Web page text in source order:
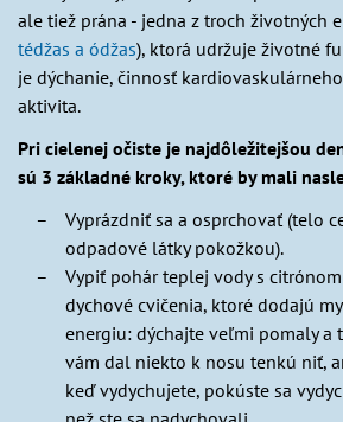
ale tiež prána - jedna z troch životných
tédžas a ódžas), ktorá udržuje životné
je dýchanie, činnosť
aktivita.
Pri cielenej očiste je najdôležitejšou
sú 3 základné kroky, ktoré by mali
Vyprázdniť sa a osprchovať (telo
odpadové látky pokožkou).
Vypiť pohár teplej vody s
dychové cvičenia, ktoré dodajú
energiu: dýchajte veľmi pomaly a
vám dal niekto k nosu tenkú niť,
keď vydychujete, pokúste sa